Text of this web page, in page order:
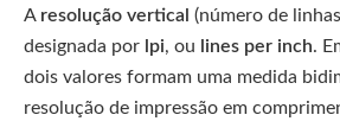
A resolução vertical (número de
designada por lpi, ou lines per inch.
dois valores formam uma medida
resolução de impressão em